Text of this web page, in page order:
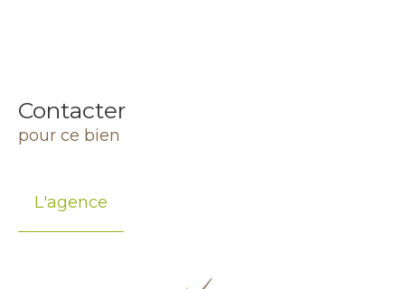
Contacter
pour ce bien
L'agence